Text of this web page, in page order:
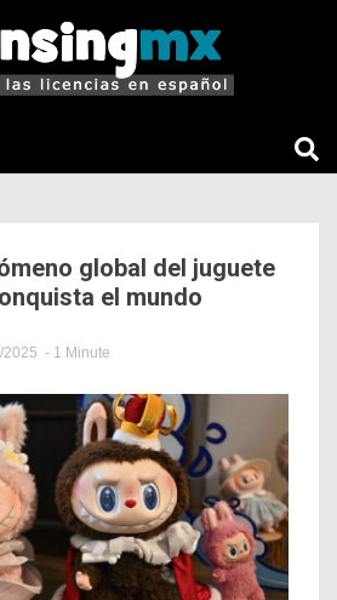
global del juguete
el mundo
Noticias
Relevantes
- 1 Minute